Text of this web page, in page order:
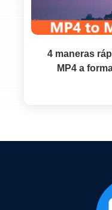
4 maneras
MP4 a